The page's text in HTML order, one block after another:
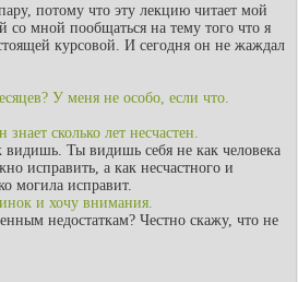
потому что эту лекцию читает мой
мной пообщаться на тему того что я
курсовой. И сегодня он не жаждал
У меня не особо, если что.
сколько лет несчастен.
видишь. Ты видишь себя не как человека
исправить, а как несчастного и
могила исправит.
и хочу внимания.
недостаткам? Честно скажу, что не